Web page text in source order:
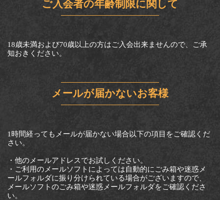
ご入会者の年齢制限に関して
18歳未満および70歳以上の方はご入会出来ませんので、ご承
知おきください。
メールが届かないお客様
1時間経ってもメールが届かない場合以下の項目をご確認くだ
さい。
・他のメールアドレスでお試しください。
・ご利用のメールソフトによっては自動的にごみ箱や迷惑メ
ールフォルダに振り分けられている場合がございますので、
メールソフトのごみ箱や迷惑メールフォルダをご確認くださ
い。